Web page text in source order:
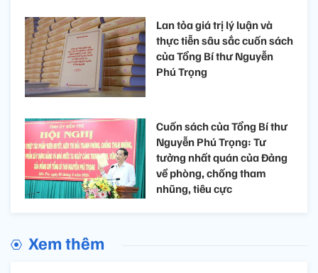
Lan tỏa giá trị lý luận và
thực tiễn sâu sắc cuốn sách
của Tổng Bí thư Nguyễn
Phú Trọng
Cuốn sách của Tổng Bí thư
Nguyễn Phú Trọng: Tư
tưởng nhất quán của Đảng
về phòng, chống tham
nhũng, tiêu cực
Xem thêm